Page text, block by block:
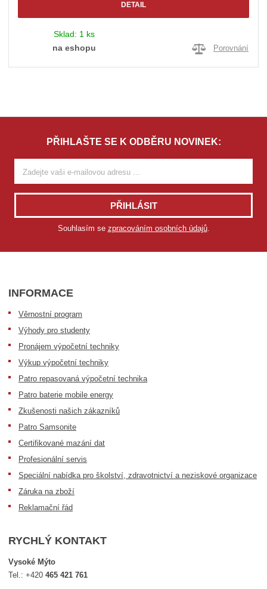
DETAIL
Sklad: 1 ks
na eshopu
Porovnání
PŘIHLAŠTE SE K ODBĚRU NOVINEK:
PŘIHLÁSIT
Souhlasím se zpracováním osobních údajů.
INFORMACE
Věrnostní program
Výhody pro studenty
Pronájem výpočetní techniky
Výkup výpočetní techniky
Patro repasovaná výpočetní technika
Patro baterie mobile energy
Zkušenosti našich zákazníků
Patro Samsonite
Certifikované mazání dat
Profesionální servis
Speciální nabídka pro školství, zdravotnictví a neziskové organizace
Záruka na zboží
Reklamační řád
RYCHLÝ KONTAKT
Vysoké Mýto
Tel.:+420465 421 761